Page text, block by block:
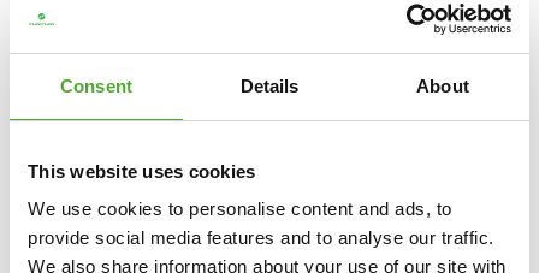
Consent Details About
This website uses cookies
We use cookies to personalise content and ads, to
provide social media features and to analyse our traffic.
We also share information about your use of our site with